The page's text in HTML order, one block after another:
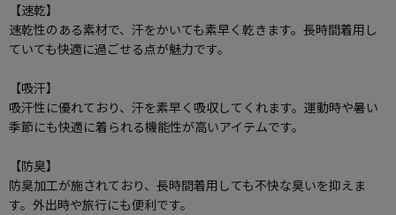
【速乾】
速乾性のある素材で、汗をかいても素早く乾きます。長時間着用し
ていても快適に過ごせる点が魅力です。
【吸汗】
吸汗性に優れており、汗を素早く吸収してくれます。運動時や暑い
季節にも快適に着られる機能性が高いアイテムです。
【防臭】
防臭加工が施されており、長時間着用しても不快な臭いを抑えま
す。外出時や旅行にも便利です。